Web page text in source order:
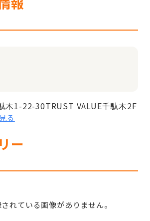
木1-22-30TRUST VALUE千駄木2F
る
ー
れている画像がありません。